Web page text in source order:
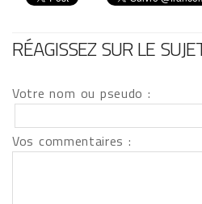
RÉAGISSEZ SUR LE
Votre nom ou pseudo :
Vos commentaires :